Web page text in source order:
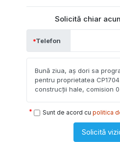
Solicită chiar
Telefon
Sunt de acord cu politica
Solicită